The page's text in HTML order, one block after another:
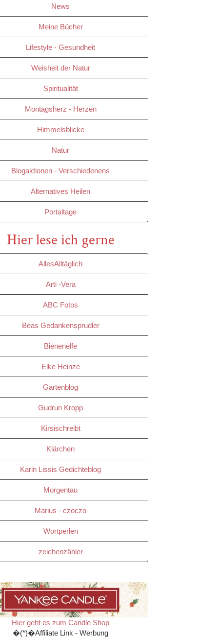
News
Meine Bücher
Lifestyle - Gesundheit
Weisheit der Natur
Spiritualität
Montagsherz - Herzen
Himmelsblicke
Natur
Blogaktionen - Verschiedenens
Alternatives Heilen
Portaltage
Hier lese ich gerne
AllesAlltäglich
Arti -Vera
ABC Fotos
Beas Gedankensprudler
Bienenelfe
Elke Heinze
Gartenblog
Gudrun Kropp
Kirsischreibt
Klärchen
Karin Lissis Gedichteblog
Morgentau
Marius - czoczo
Wortperlen
zeichenzähler
Hier geht es zum Candle Shop
�(*)�Affiliate Link - Werbung